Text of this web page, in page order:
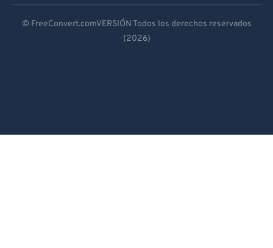
Español
© FreeConvert.comVERSIÓN Todos los derechos reservados
(2026)